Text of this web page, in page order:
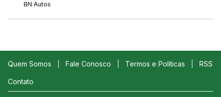
BN Autos
Quem Somos Fale Conosco Termos e Políticas RSS
Contato